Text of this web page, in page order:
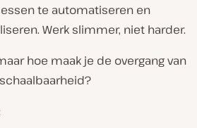
te automatiseren en
Werk slimmer, niet harder.
hoe maak je de overgang van